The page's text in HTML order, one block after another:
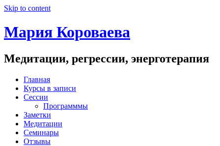
Skip to content
Мария Короваева
Медитации, регрессии, энерготерапия
Главная
Курсы в записи
Сессии
Программмы
Заметки
Медитации
Семинары
Отзывы